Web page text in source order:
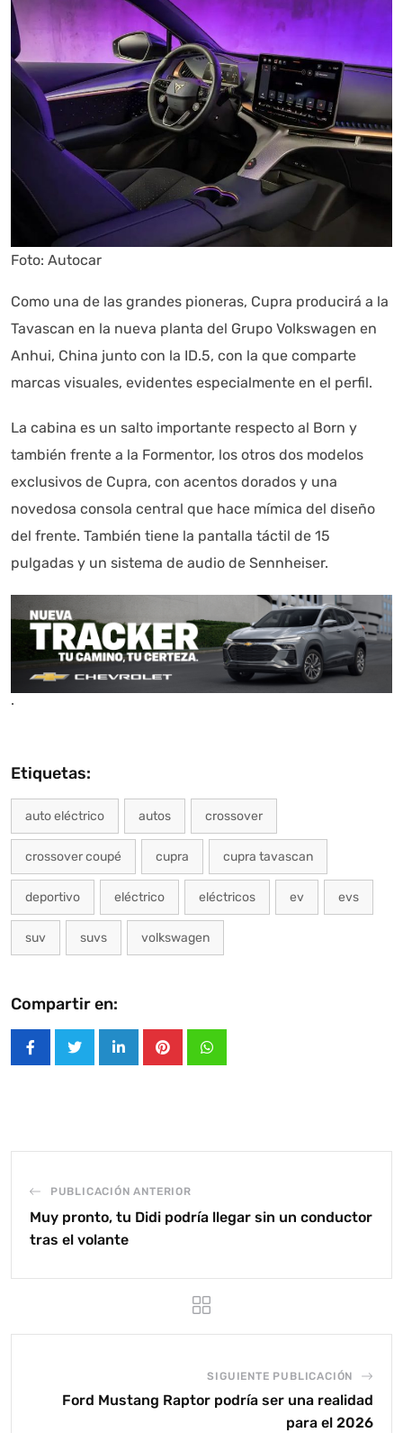
Foto: Autocar
Como una de las grandes pioneras, Cupra producirá a la
Tavascan en la nueva planta del Grupo Volkswagen en
Anhui, China junto con la ID.5, con la que comparte
marcas visuales, evidentes especialmente en el perfil.
La cabina es un salto importante respecto al Born y
también frente a la Formentor, los otros dos modelos
exclusivos de Cupra, con acentos dorados y una
novedosa consola central que hace mímica del diseño
del frente. También tiene la pantalla táctil de 15
pulgadas y un sistema de audio de Sennheiser.
.
Etiquetas:
auto eléctrico autos crossover
crossover coupé cupra cupra tavascan
deportivo eléctrico eléctricos ev evs
suv suvs volkswagen
Compartir en:
LinkedInPinterestWhatsapp
PUBLICACIÓN ANTERIOR
Muy pronto, tu Didi podría llegar sin un conductor
tras el volante
SIGUIENTE PUBLICACIÓN
Ford Mustang Raptor podría ser una realidad
para el 2026